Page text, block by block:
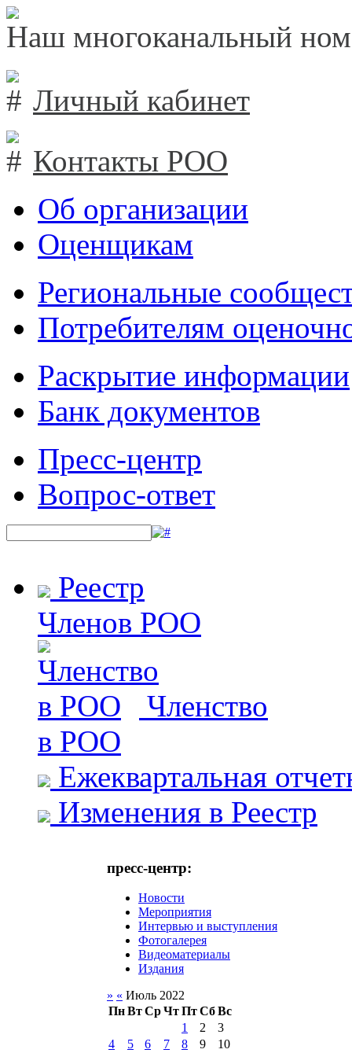
Наш многоканальный
Личный кабинет
Контакты РОО
Об организации
Оценщикам
Региональные
Потребителям
Раскрытие информации
Банк документов
Пресс-центр
Вопрос-ответ
Реестр
Членов РОО
Членство
в РОО
Ежеквартальная
Изменения в Реестр
пресс-центр:
Новости
Мероприятия
Интервью и выступления
Фотогалерея
Видеоматериалы
Издания
» « Июль 2022
ПнВтСрЧтПтСбВс
1
2
3
4
5 6 7 8 9
10